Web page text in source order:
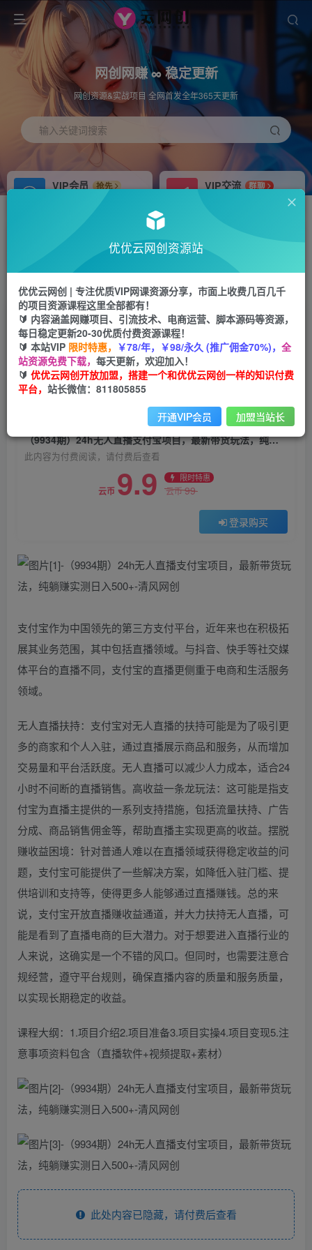
网创网赚 ∞ 稳定更新
网创资源&实战项目 全网首发全年365天更新
输入关键词搜索
VIP会员
抢先
免费下载全站资源
VIP交流
群聊
研究探讨更多创业项目路子。
站长V：hu91275
推荐
首页 中创网 正文
（9934期）24h无人直播支付宝项目，最新带货玩
法，纯躺赚实测日入500+
优优云网创
2年前更新
关注 私信
（9934期）24h无人直播支付宝项目，最新带货玩法，纯躺赚实测日入500+
此内容为付费阅读，请付费后查看
云币 9.9 限时特惠
云币99
登录购买
支付宝作为中国领先的第三方支付平台，近年来也在积极拓
展其业务范围，其中包括直播领域。与抖音、快手等社交媒
体平台的直播不同，支付宝的直播更侧重于电商和生活服务
领域。
无人直播扶持：支付宝对无人直播的扶持可能是为了吸引更
多的商家和个人入驻，通过直播展示商品和服务，从而增加
交易量和平台活跃度。无人直播可以减少人力成本，适合24
小时不间断的直播销售。高收益一条龙玩法：这可能是指支
付宝为直播主提供的一系列支持措施，包括流量扶持、广告
分成、商品销售佣金等，帮助直播主实现更高的收益。摆脱
赚收益困境：针对普通人难以在直播领域获得稳定收益的问
题，支付宝可能提供了一些解决方案，如降低入驻门槛、提
供培训和支持等，使得更多人能够通过直播赚钱。总的来
说，支付宝开放直播赚收益通道，并大力扶持无人直播，可
能是看到了直播电商的巨大潜力。对于想要进入直播行业的
人来说，这确实是一个不错的风口。但同时，也需要注意合
规经营，遵守平台规则，确保直播内容的质量和服务质量，
以实现长期稳定的收益。
课程大纲：1.项目介绍2.项目准备3.项目实操4.项目变现5.注
意事项资料包含（直播软件+视频提取+素材）
此处内容已隐藏，请付费后查看
优优云网创资源站
优优云网创 | 专注优质VIP网课资源分享，市面上收费几百几千
的项目资源课程这里全部都有！
🔰 内容涵盖网赚项目、引流技术、电商运营、脚本源码等资源，
每日稳定更新20-30优质付费资源课程！
🔰 本站VIP 限时特惠， ￥78/年，￥98/永久 (推广佣金70%)， 全
站资源免费下载， 每天更新，欢迎加入！
🔰 优优云网创开放加盟，搭建一个和优优云网创一样的知识付费
平台， 站长微信：811805855
开通VIP会员 加盟当站长